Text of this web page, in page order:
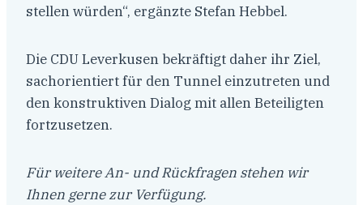
stellen würden“, ergänzte Stefan Hebbel.
Die CDU Leverkusen bekräftigt daher ihr Ziel,
sachorientiert für den Tunnel einzutreten und
den konstruktiven Dialog mit allen Beteiligten
fortzusetzen.
Für weitere An- und Rückfragen stehen wir
Ihnen gerne zur Verfügung.